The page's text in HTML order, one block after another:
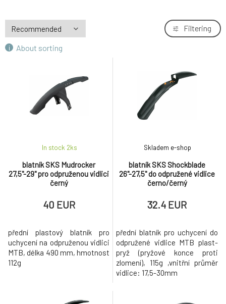
5.
blatník SKS Mudrocker 27,5"-29" pro
odpruženou vidlici černý
40 EUR
About sorting
Filtering
blatník SKS Mudrocker
27,5"-29" pro odpruženou vidlici
černý
In stock 2ks
40 EUR
přední plastový blatník pro
uchycení na odpruženou vidlici
MTB, délka 490 mm, hmotnost
112g
blatník SKS Shockblade
26"-27,5" do odpružené vidlice
černo/černý
Skladem e-shop
32.4 EUR
přední blatník pro uchycení do
odpružené vidlice MTB plast-
pryž (pryžové konce proti
zlomení), 115g ,vnitřní průměr
vidlice: 17,5-30mm